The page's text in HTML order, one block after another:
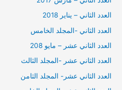
العدد الثاني – يناير 2018
العدد الثاني -المجلد الخامس
العدد الثاني عشر – مايو 208
العدد الثاني عشر -المجلد الثالث
العدد الثاني عشر- المجلد الثامن